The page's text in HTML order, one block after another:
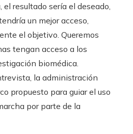
resultado sería el deseado,
un mejor acceso,
el objetivo. Queremos
tengan acceso a los
biomédica.
la administración
propuesto para guiar el uso
por parte de la